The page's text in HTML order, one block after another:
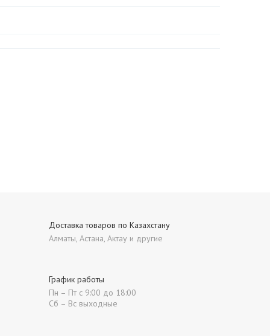
Доставка товаров по Казахстану
Алматы, Астана, Актау и другие
График работы
Пн – Пт с 9:00 до 18:00
Сб – Вс выходные